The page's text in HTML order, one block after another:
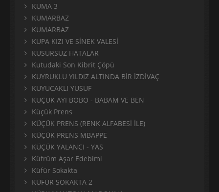
KUMA 3
KUMARBAZ
KUMARBAZ
KUPA KIZI VE SİNEK VALESİ
KUSURSUZ HATALAR
Kutudaki Son Kibrit Çöpü
KUYRUKLU YILDIZ ALTINDA BİR İZDİVAÇ
KUYUCAKLI YUSUF
KÜÇÜK AYI BOBO - BABAM VE BEN
Küçük Prens
KÜÇÜK PRENS (RENK ALFABESİ İLE)
KÜÇÜK PRENS MBAPPE
KÜÇÜK YALANCI - YAS
Küfrüm Aşar Edebimi
Küfür Sokakta
KÜFÜR SOKAKTA 2